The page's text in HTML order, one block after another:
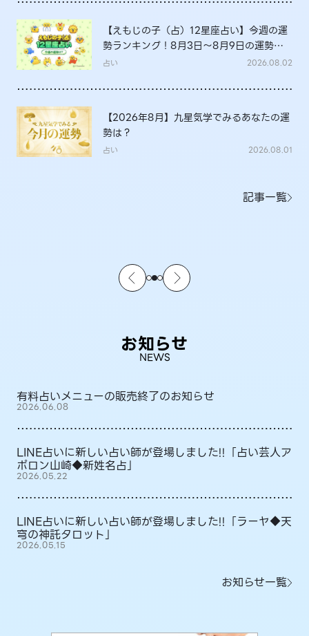
【えもじの子（占）12星座占い】今週の運
勢ランキング！8月3日～8月9日の運勢
は？
占い 2026.08.02
【2026年8月】九星気学でみるあなたの運
勢は？
占い 2026.08.01
記事一覧
お知らせ
NEWS
有料占いメニューの販売終了のお知らせ
2026.06.08
LINE占いに新しい占い師が登場しました!!「占い芸人ア
ポロン山崎◆新姓名占」
2026.05.22
LINE占いに新しい占い師が登場しました!!「ラーヤ◆天
穹の神託タロット」
2026.05.15
お知らせ一覧